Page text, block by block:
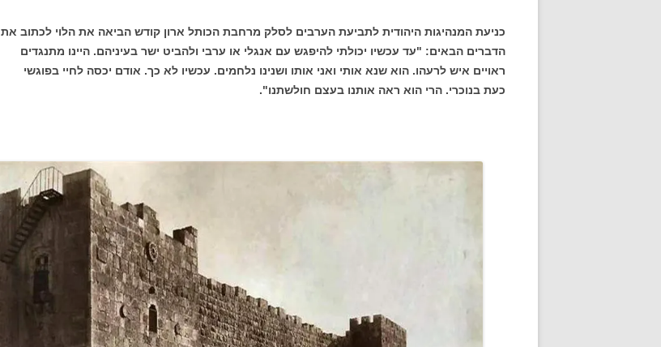
כניעת המנהיגות היהודית לתביעת הערבים לסלק מרחבת הכותל ארון קודש הביאה את הלוי לכתוב את
הדברים הבאים: "עד עכשיו יכולתי להיפגש עם אנגלי או ערבי ולהביט ישר בעיניהם. היינו מתנגדים
ראויים איש לרעהו. הוא שנא אותי ואני אותו ושנינו נלחמים. עכשיו לא כך. אודם יכסה לחיי בפוגשי
כעת בנוכרי. הרי הוא ראה אותנו בעצם חולשתנו".